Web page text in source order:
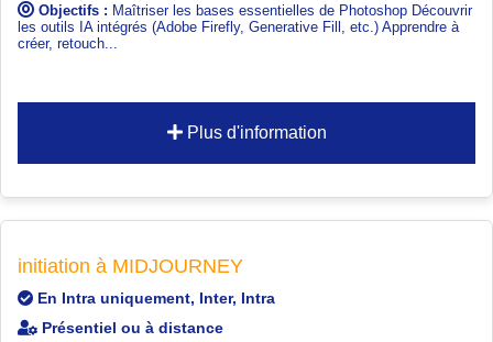
Objectifs : Maîtriser les bases essentielles de Photoshop Découvrir
les outils IA intégrés (Adobe Firefly, Generative Fill, etc.) Apprendre à
créer, retouch...
Plus d'information
initiation à MIDJOURNEY
En Intra uniquement, Inter, Intra
Présentiel ou à distance